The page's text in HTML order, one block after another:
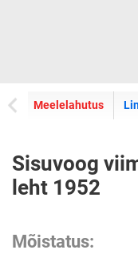
Meelelahutus
Sisuvoog
leht 1952
Mõistatus: